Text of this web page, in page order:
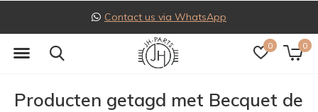
0 0
Contact us via WhatsApp
Producten getagd met Becquet de